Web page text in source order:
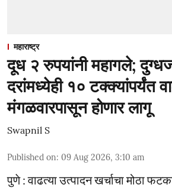
महाराष्ट्र
दूध २ रुपयांनी महागले;
दरांमध्येही १० टक्क्यांपर्यंत
मंगळवारपासून होणार लागू
Swapnil S
Published on: 09 Aug 2026, 3:10 am
पुणे : वाढत्या उत्पादन खर्चाचा मोठा